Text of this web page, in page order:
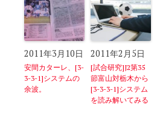
2011年3月10日
安間カターレ、[3-
3-3-1]システムの
余波。
2011年2月5日
[試合研究]J2第35
節富山対栃木から
[3-3-3-1]システム
を読み解いてみる